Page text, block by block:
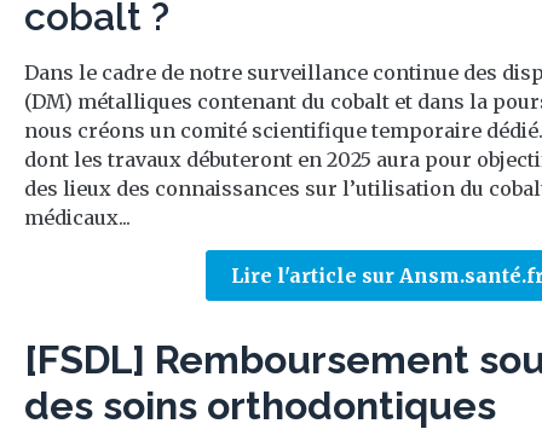
cobalt ?
Dans le cadre de notre surveillance continue des
(DM) métalliques contenant du cobalt et dans la
nous créons un comité scientifique temporaire
dont les travaux débuteront en 2025 aura pour
des lieux des connaissances sur l’utilisation du
médicaux...
Lire l'article sur
[FSDL] Remboursement
des soins orthodontiques